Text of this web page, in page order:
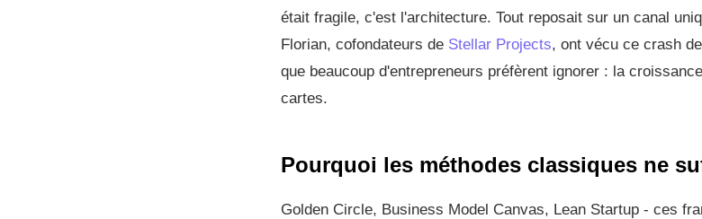
était fragile, c'est l'architecture. Tout reposait sur un canal
Florian, cofondateurs de Stellar Projects, ont vécu ce crash
que beaucoup d'entrepreneurs préfèrent ignorer : la
cartes.
Pourquoi les méthodes classiques ne
Golden Circle, Business Model Canvas, Lean Startup - ces